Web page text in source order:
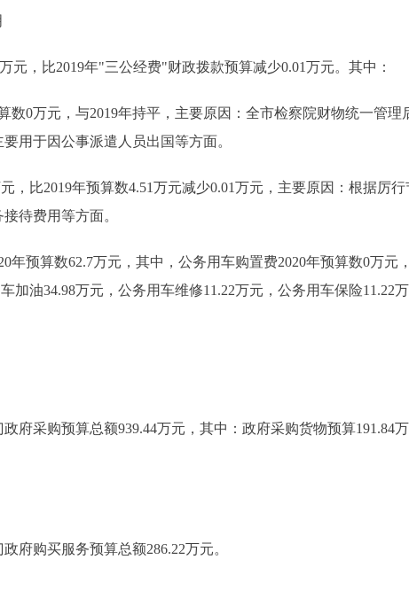
，比2019年"三公经费"财政拨款预算减少0.01万元。其中：
0万元，与2019年持平，主要原因：全市检察院财物统一管理
用于因公事派遣人员出国等方面。
比2019年预算数4.51万元减少0.01万元，主要原因：根据厉
待费用等方面。
预算数62.7万元，其中，公务用车购置费2020年预算数0万元
加油34.98万元，公务用车维修11.22万元，公务用车保险11.22
采购预算总额939.44万元，其中：政府采购货物预算191.84
购买服务预算总额286.22万元。